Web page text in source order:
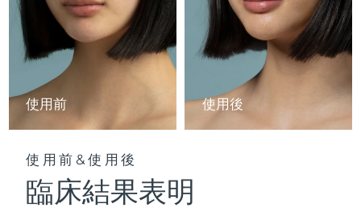
使用前 使用後
使用前&使用後
臨床結果表明
PEACH™ 2 go
Travel-friendly IPL hair removal
PEACH™ Cooling Prep Gel
Cooling IPL hair removal gel
SUPERCHARGED™ serum
Firming body serum
ESPADA™ 2
Acne treatment device
ESPADA™ Blemish Solution
ESPADA™ 設備
IRIS™ 2
Rejuvenating eye massager
眼部護膚
眼部護理設備
毛孔護理
KIWI™ derma
Diamond microdermabrasion .
KIWI™
Blackhead remover
護發
LUNA™ 4 hair
2-in-1 LED scalp massager
FLIP™ play advanced
LED light hairbrush
LUNA™ Dual-Peptide Scalp
牙齒美白
NEW
Dual LED + sonic device & 18% PAP gel
更多的
中國香港特別行政區 預計送達日期 8/12/26
匈牙利 預計送達日期 8/11/26
冰島 預計送達日期
愛爾蘭
曼島